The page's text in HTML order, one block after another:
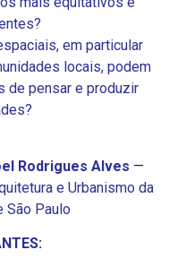
em particular
locais, podem
de pensar e produzir
Rodrigues Alves —
e Urbanismo da
São Paulo